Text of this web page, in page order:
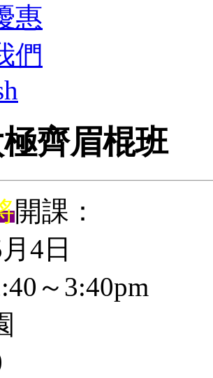
惠
們
齊眉棍班
開課：
4日
～3:40pm